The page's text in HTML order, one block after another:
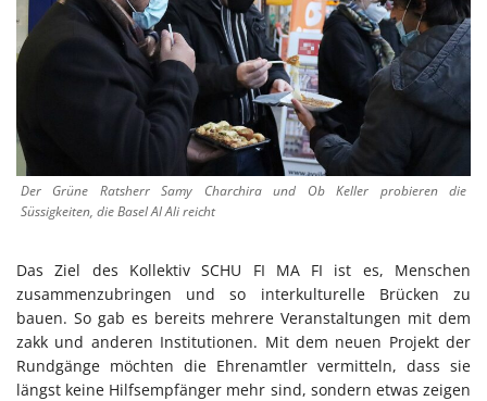
Der Grüne Ratsherr Samy Charchira und Ob Keller probieren die
Süssigkeiten, die Basel Al Ali reicht
Das Ziel des Kollektiv SCHU FI MA FI ist es, Menschen
zusammenzubringen und so interkulturelle Brücken zu
bauen. So gab es bereits mehrere Veranstaltungen mit dem
zakk und anderen Institutionen. Mit dem neuen Projekt der
Rundgänge möchten die Ehrenamtler vermitteln, dass sie
längst keine Hilfsempfänger mehr sind, sondern etwas zeigen